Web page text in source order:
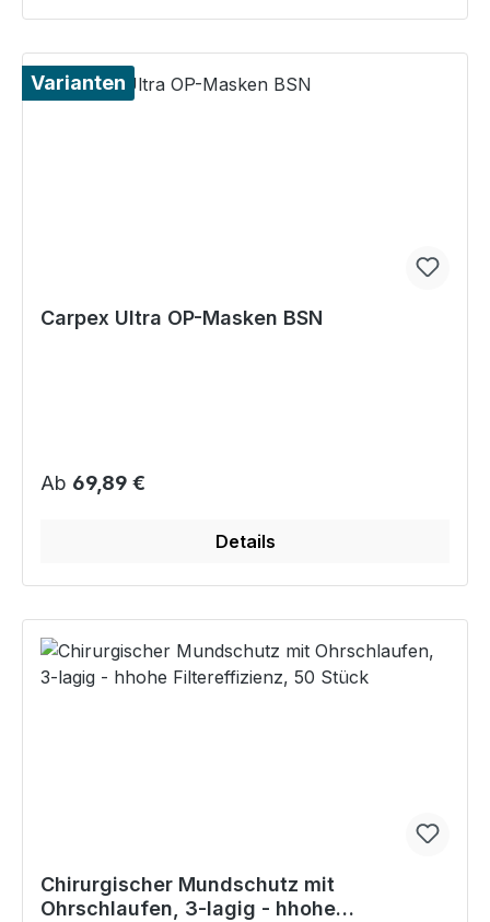
Varianten
Carpex Ultra OP-Masken BSN
Regulärer Preis:
Ab 69,89 €
Details
Chirurgischer Mundschutz mit
Ohrschlaufen, 3-lagig - hhohe